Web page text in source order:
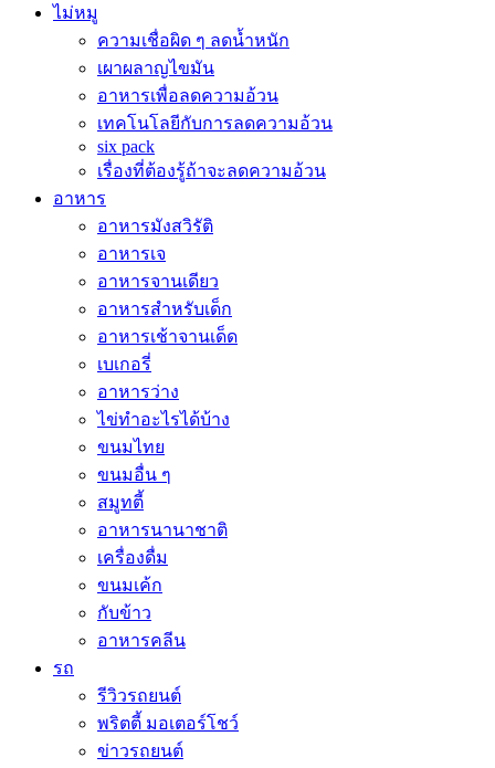
ไม่หมู
ความเชื่อผิด ๆ ลดน้ำหนัก
เผาผลาญไขมัน
อาหารเพื่อลดความอ้วน
เทคโนโลยีกับการลดความอ้วน
six pack
เรื่องที่ต้องรู้ถ้าจะลดความอ้วน
อาหาร
อาหารมังสวิรัติ
อาหารเจ
อาหารจานเดียว
อาหารสำหรับเด็ก
อาหารเช้าจานเด็ด
เบเกอรี่
อาหารว่าง
ไข่ทำอะไรได้บ้าง
ขนมไทย
ขนมอื่น ๆ
สมูทตี้
อาหารนานาชาติ
เครื่องดื่ม
ขนมเค้ก
กับข้าว
อาหารคลีน
รถ
รีวิวรถยนต์
พริตตี้ มอเตอร์โชว์
ข่าวรถยนต์